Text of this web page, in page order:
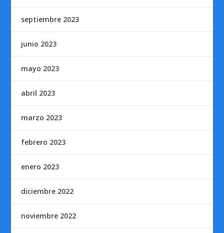
septiembre 2023
junio 2023
mayo 2023
abril 2023
marzo 2023
febrero 2023
enero 2023
diciembre 2022
noviembre 2022